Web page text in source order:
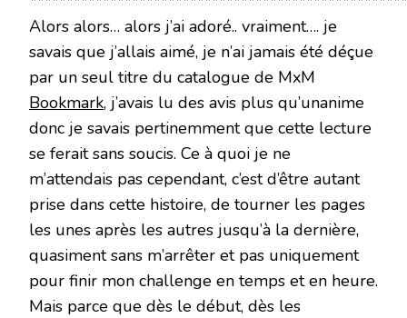
Alors alors… alors j’ai adoré.. vraiment…. je
savais que j’allais aimé, je n’ai jamais été déçue
par un seul titre du catalogue de MxM
Bookmark, j’avais lu des avis plus qu’unanime
donc je savais pertinemment que cette lecture
se ferait sans soucis. Ce à quoi je ne
m’attendais pas cependant, c’est d’être autant
prise dans cette histoire, de tourner les pages
les unes après les autres jusqu’à la dernière,
quasiment sans m’arrêter et pas uniquement
pour finir mon challenge en temps et en heure.
Mais parce que dès le début, dès les